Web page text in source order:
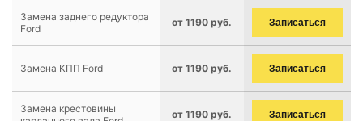
Замена заднего редуктора
Ford
от 1190 руб. Записаться
Замена КПП Ford от 1190 руб. Записаться
Замена крестовины
от 1190 руб. Записаться